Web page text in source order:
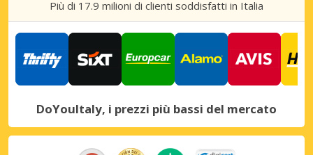
Più di 17.9 milioni di clienti soddisfatti in Italia
DoYouItaly, i prezzi più bassi del mercato